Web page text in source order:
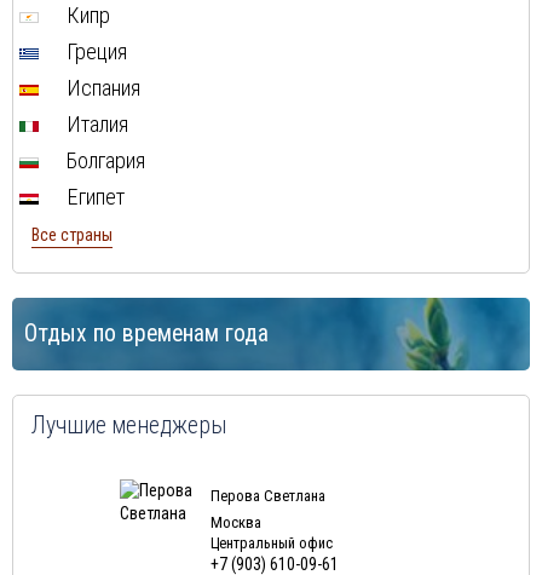
Кипр
Греция
Испания
Италия
Болгария
Египет
Все страны
Отдых по временам года
Лучшие менеджеры
Перова Светлана
Москва
Центральный офис
+7 (903) 610-09-61